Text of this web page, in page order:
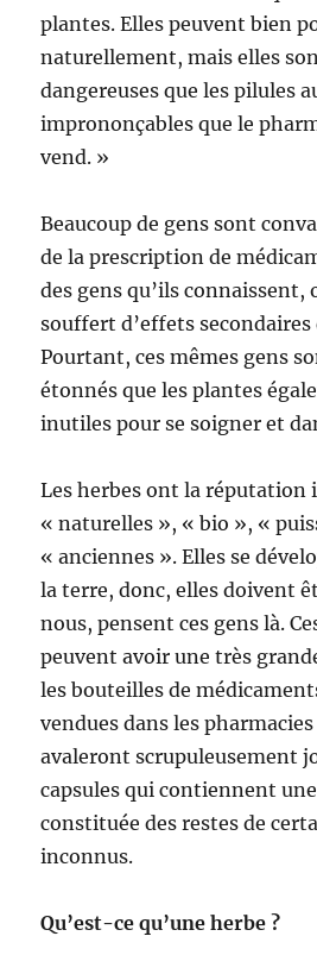
plantes. Elles peuvent bien
naturellement, mais elles
dangereuses que les pilules
imprononçables que le
vend. »
Beaucoup de gens sont
de la prescription de
des gens qu’ils connaissent,
souffert d’effets
Pourtant, ces mêmes gens
étonnés que les plantes
inutiles pour se soigner et
Les herbes ont la réputation
« naturelles », « bio », «
« anciennes ». Elles se
la terre, donc, elles doivent
nous, pensent ces gens là.
peuvent avoir une très
les bouteilles de
vendues dans les
avaleront scrupuleusement
capsules qui contiennent
constituée des restes de
inconnus.
Qu’est-ce qu’une herbe ?